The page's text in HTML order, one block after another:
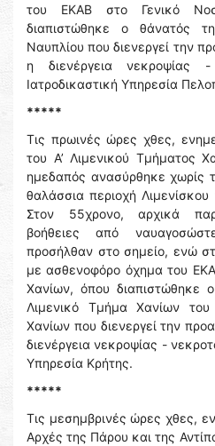
του ΕΚΑΒ στο Γενικό
διαπιστώθηκε ο θάνατός
Ναυπλίου που διενεργεί την
η διενέργεια
Ιατροδικαστική Υπηρεσία
*****
Τις πρωινές ώρες χθες,
του Α’ Λιμενικού Τμήματος
ημεδαπός ανασύρθηκε χωρίς
θαλάσσια περιοχή
Στον 55χρονο, αρχικά
βοήθειες από
προσήλθαν στο σημείο, ενώ
με ασθενοφόρο όχημα του
Χανίων, όπου διαπιστώθηκε
Λιμενικό Τμήμα Χανίων του
Χανίων που διενεργεί την
διενέργεια νεκροψίας -
Υπηρεσία Κρήτης.
*****
Τις μεσημβρινές ώρες χθες,
Αρχές της Πάρου και της